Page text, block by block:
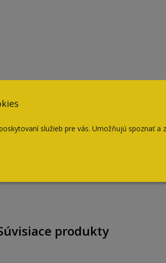
služieb pre vás. Umožňujú spoznať a
produkty